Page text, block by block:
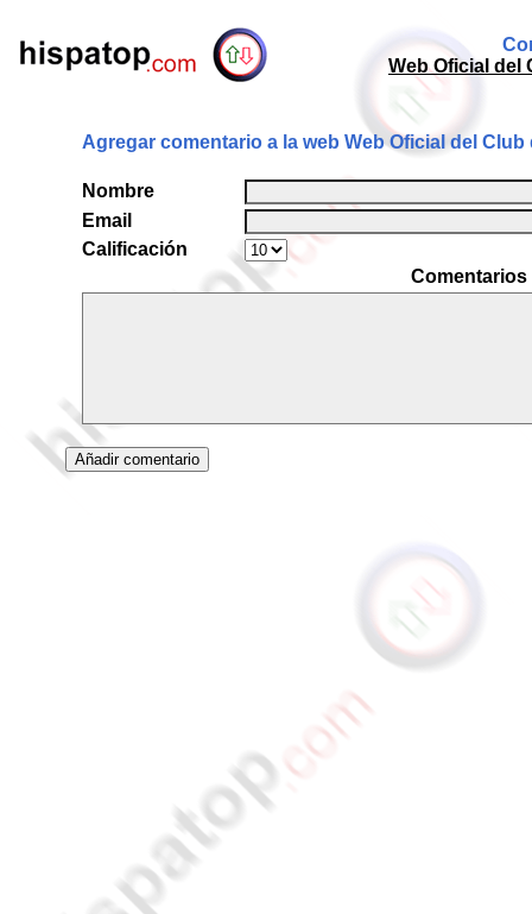
Web Oficial del
Agregar comentario a la web Web Oficial del
Nombre
Email
Calificación
Comentarios